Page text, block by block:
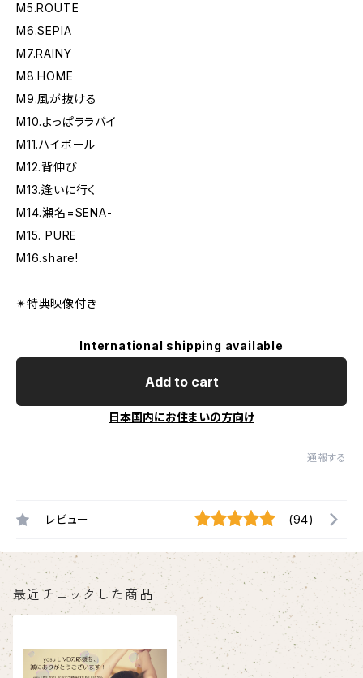
M5.ROUTE
M6.SEPIA
M7.RAINY
M8.HOME
M9.風が抜ける
M10.よっぱララバイ
M11.ハイボール
M12.背伸び
M13.逢いに行く
M14.瀬名=SENA-
M15. PURE
M16.share!
✴︎特典映像付き
International shipping available
Add to cart
日本国内にお住まいの方向け
通報する
レビュー (94)
最近チェックした商品